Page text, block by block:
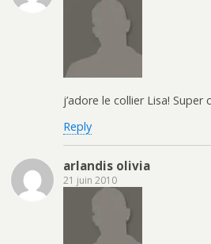
j’adore le collier Lisa! Super
Reply
arlandis olivia
21 juin 2010